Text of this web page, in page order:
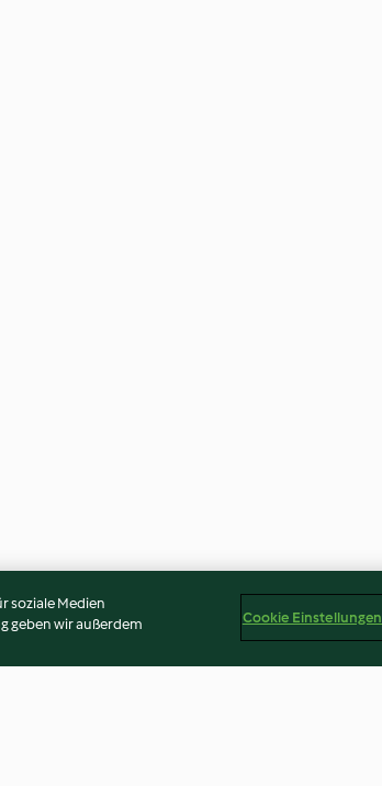
soziale Medien
geben wir außerdem
Cookie Einstellungen